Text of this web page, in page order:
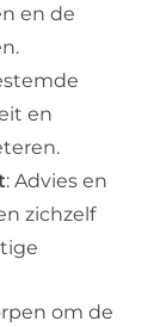
en de
en
: Advies en
zichzelf
om de